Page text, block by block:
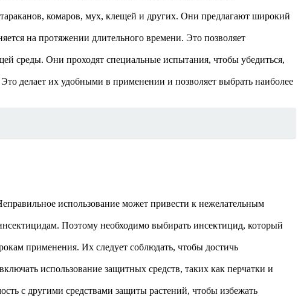
комаров, мух, клещей и других. Они предлагают широкий
на протяжении длительного времени. Это позволяет
среды. Они проходят специальные испытания, чтобы убедиться,
делает их удобными в применении и позволяет выбрать наиболее
использование может привести к нежелательным
Поэтому необходимо выбирать инсектицид, который
применения. Их следует соблюдать, чтобы достичь
использование защитных средств, таких как перчатки и
с другими средствами защиты растений, чтобы избежать